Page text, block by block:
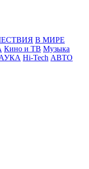
В МИРЕ
Кино и ТВ Музыка
Hi-Tech АВТО